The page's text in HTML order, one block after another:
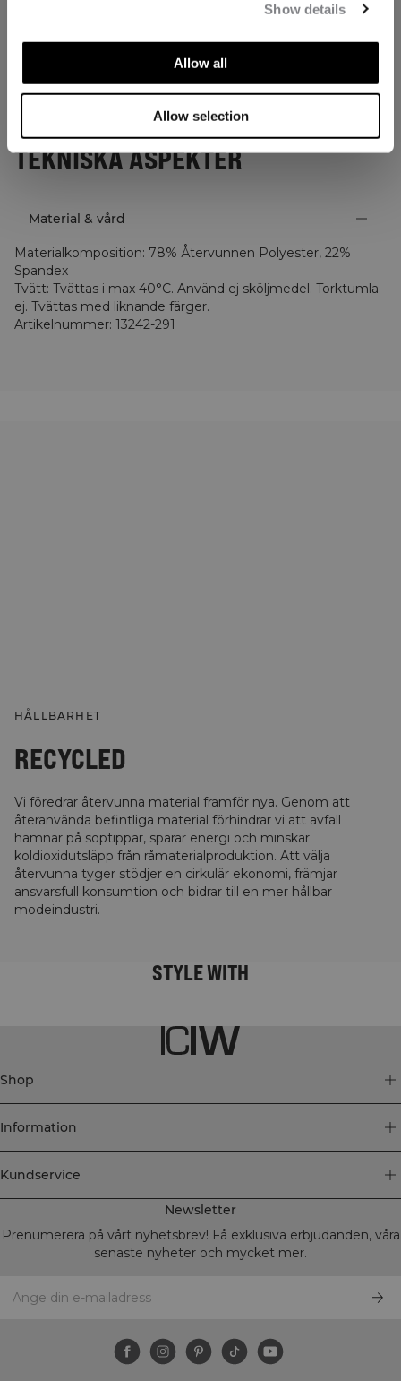
Show details
Allow all
Allow selection
TEKNISKA ASPEKTER
Material & vård
Materialkomposition: 78% Återvunnen Polyester, 22%
Spandex
Tvätt: Tvättas i max 40°C. Använd ej sköljmedel. Torktumla
ej. Tvättas med liknande färger.
Artikelnummer: 13242-291
HÅLLBARHET
RECYCLED
Vi föredrar återvunna material framför nya. Genom att
återanvända befintliga material förhindrar vi att avfall
hamnar på soptippar, sparar energi och minskar
koldioxidutsläpp från råmaterialproduktion. Att välja
återvunna tyger stödjer en cirkulär ekonomi, främjar
ansvarsfull konsumtion och bidrar till en mer hållbar
modeindustri.
STYLE WITH
Shop
Information
Kundservice
Newsletter
Prenumerera på vårt nyhetsbrev! Få exklusiva erbjudanden, våra
senaste nyheter och mycket mer.